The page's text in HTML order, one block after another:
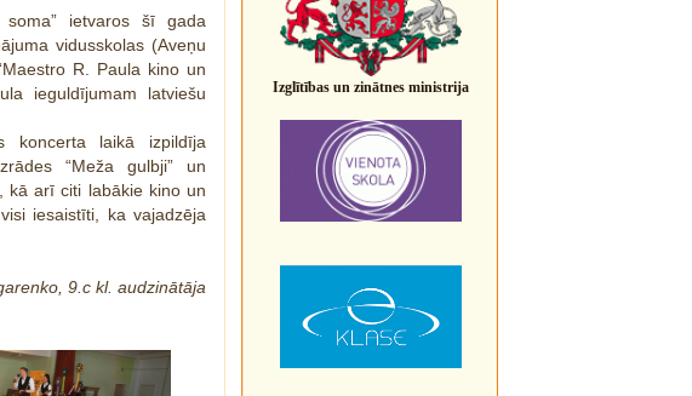
soma” ietvaros šī gada
vidusskolas (Aveņu
R. Paula kino un
ieguldījumam latviešu
koncerta laikā izpildīja
“Meža gulbji” un
kā arī citi labākie kino un
iesaistīti, ka vajadzēja
9.c kl. audzinātāja
Izglītības un zinātnes ministrija